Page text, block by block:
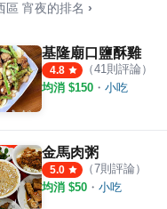
區 宵夜的排名 ›
基隆廟口鹽酥雞
4.8 （41則評論）
均消 $150 ・ 小吃
金馬肉粥
5.0 （7則評論）
均消 $50 ・ 小吃